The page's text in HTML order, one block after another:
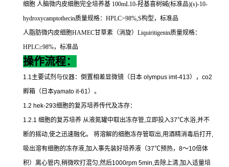
细胞 人脑微内皮细胞完全培养基 100mL10-羟基喜树碱(标准品)(s)-10-
hydroxycamptothecin质量规格： HPLC>98%,S构型，标准品
人脂肪微内皮细胞HAMEC甘草素（消旋） Liquiritigenin质量规格：
HPLC≥98%，标准品
操作流程：
1.1主要试剂与仪器：倒置相差显微镜（日本 olympus imt-413）， co2
孵箱（日本yamato it-61）。
1.2 hek-293细胞的复苏培养传代及冻存：
1.2.1 细胞的复苏培养 从液氮罐中取出冻存管,立即投入37℃水浴,并不
断的摇动,使之迅速融化。 将溶解的细胞冻存管取出,用酒精消毒后打开,
吸出溶有细胞的冻存液,加入事先装好培养液（37℃预热， 8～10倍体
积）离心管内,稍微吹打混匀,然后1000rpm 5min,去除上清,加入适量培